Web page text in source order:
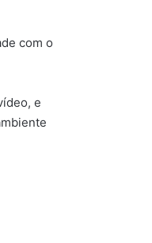
com o
e